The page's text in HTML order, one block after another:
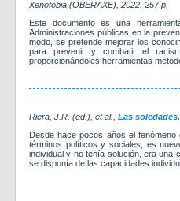
Xenofobia (OBERAXE) , 2022 , 257 p.
Este documento es una
Administraciones públicas en la
modo, se pretende mejorar los
para prevenir y combatir el
proporcionándoles herramientas
Riera, J.R. (ed.), et al., Las
Desde hace pocos años el
términos políticos y sociales, es
individual y no tenía solución, era una
se disponía de las capacidades